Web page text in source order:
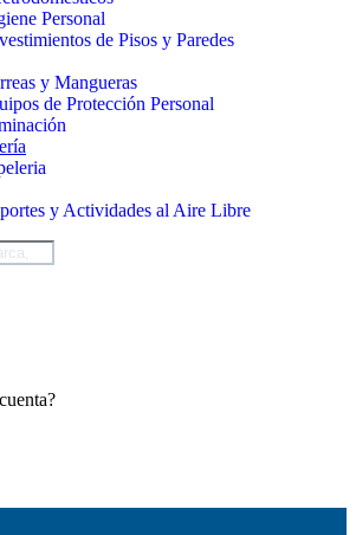
Personal
de Pisos y Paredes
y Mangueras
de Protección Personal
y Actividades al Aire Libre